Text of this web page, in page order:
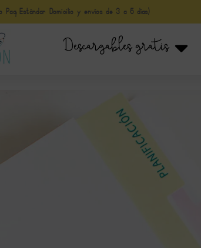
Estándar Domicilio y envíos de 3 a 5 días)
Descargables gratis